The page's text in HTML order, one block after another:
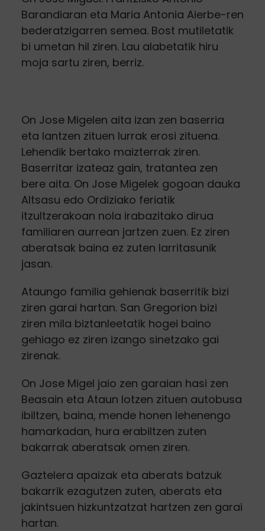
Barandiaran eta Maria Antonia Aierbe-ren
bederatzigarren semea. Bost mutiletatik
bi umetan hil ziren. Lau alabetatik hiru
moja sartu ziren, berriz.
On Jose Migelen aita izan zen baserria
eta lantzen zituen lurrak erosi zituena.
Lehendik bertako maizterrak ziren.
Baserritar izateaz gain, tratantea zen
bere aita. On Jose Migelek gogoan dauka
Altsasu edo Ordiziako feriatik
itzultzerakoan nola irabazitako dirua
familiaren aurrean jartzen zuen. Ez ziren
aberatsak baina ez zuten larritasunik
jasan.
Ataungo familia gehienak baserritik bizi
ziren garai hartan. San Gregorion bizi
ziren mila biztanleetatik hogei baino
gehiago ez ziren izango sinetzako gai
zirenak.
On Jose Migel jaio zen garaian hasi zen
Beasain eta Ataun lotzen zituen autobusa
ibiltzen, baina, mende honen lehenengo
hamarkadan, hura erabiltzen zuten
bakarrak aberatsak omen ziren.
Gaztelera apaizak eta aberats batzuk
bakarrik ezagutzen zuten, aberats eta
jakintsuen hizkuntzatzat hartzen zen garai
hartan.